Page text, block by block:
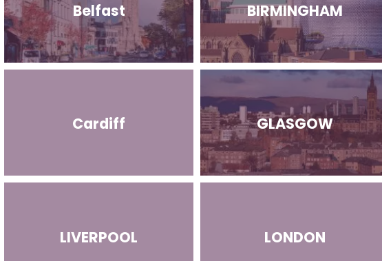
Belfast BIRMINGHAM
Cardiff GLASGOW
LIVERPOOL LONDON